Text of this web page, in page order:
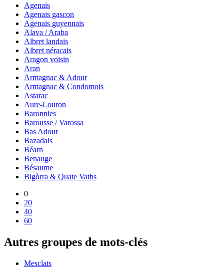
Agenais
Agenais gascon
Agenais guyennais
Alava / Araba
Albret landais
Albret néracais
Aragon voisin
Aran
Armagnac & Adour
Armagnac & Condomois
Astarac
Aure-Louron
Baronnies
Barousse / Varossa
Bas Adour
Bazadais
Béarn
Benauge
Bésaume
Bigòrra & Quate Vaths
0
20
40
60
Autres groupes de mots-clés
Mesclats